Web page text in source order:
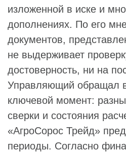
изложенной в иске и
дополнениях. По его
документов,
не выдерживает
достоверность, ни на
Управляющий обращал
ключевой момент:
сверки и состояния
«АгроСорос Трейд»
периоды. Согласно